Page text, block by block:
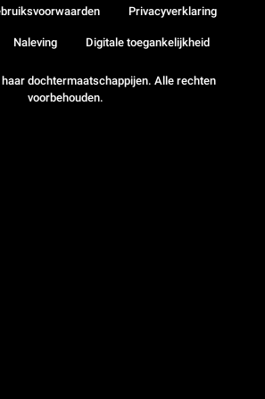
dochtermaatschappijen. Alle rechten
voorbehouden.
Privacyverklaring
Naleving Digitale toegankelijkheid